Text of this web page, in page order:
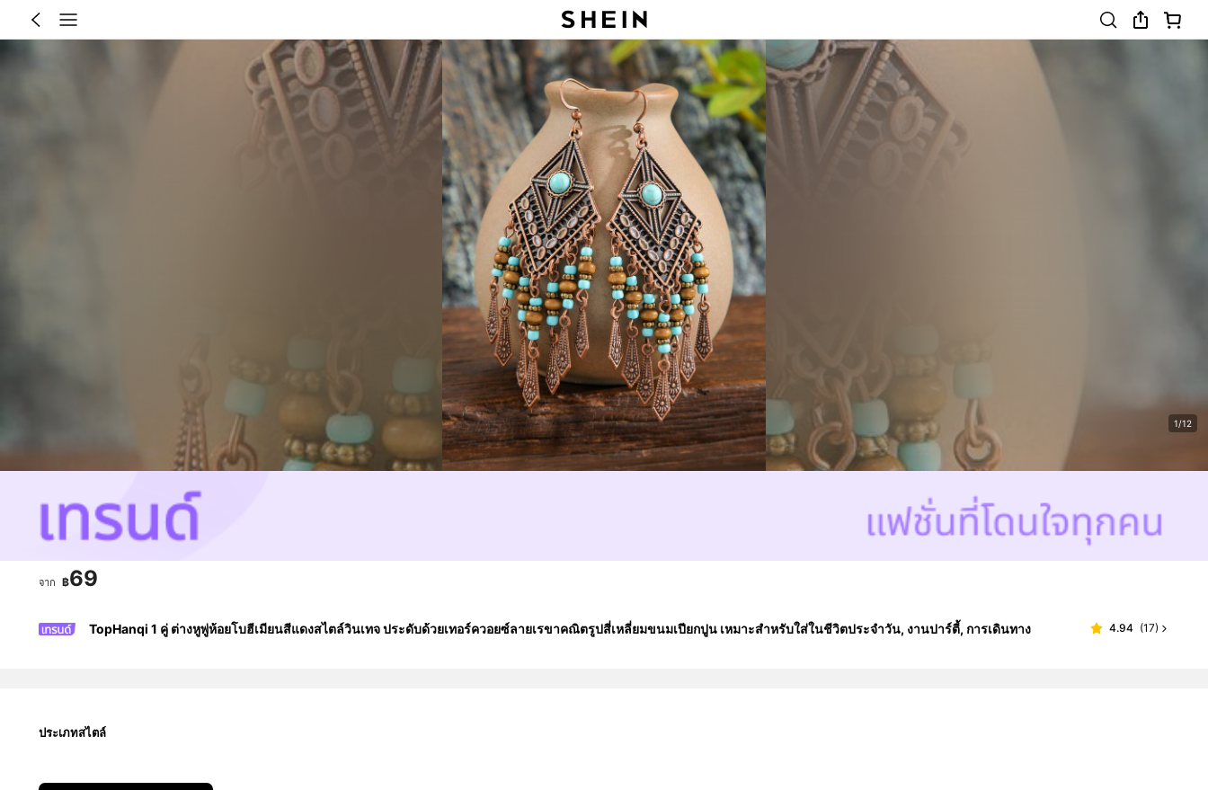
1/12
จาก ฿69
TopHanqi 1 คู่ ต่างหูพู่ห้อยโบฮีเมียนสีแดงสไตล์วินเทจ ประดับด้วยเทอร์ควอยซ์ลายเรขาคณิตรูปสี่เหลี่ยมขนมเปียกปูน เหมาะสำหรับใส่ในชีวิตประจำวัน, งานปาร์ตี้, การเดินทาง 4.94 (17)
ประเภทสไตล์